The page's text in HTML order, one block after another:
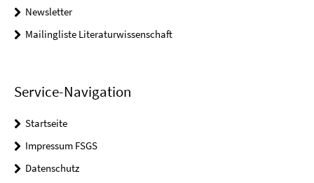
Newsletter
Mailingliste Literaturwissenschaft
Service-Navigation
Startseite
Impressum FSGS
Datenschutz